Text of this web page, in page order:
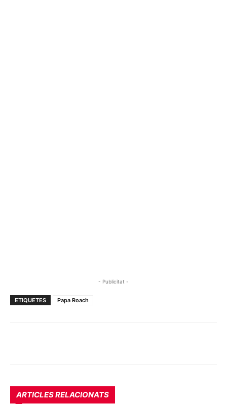
- Publicitat -
ETIQUETES Papa Roach
ARTICLES RELACIONATS